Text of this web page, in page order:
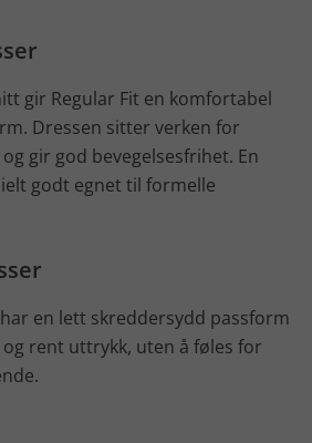
gir Regular Fit en komfortabel
Dressen sitter verken for
gir god bevegelsesfrihet. En
godt egnet til formelle
en lett skreddersydd passform
rent uttrykk, uten å føles for